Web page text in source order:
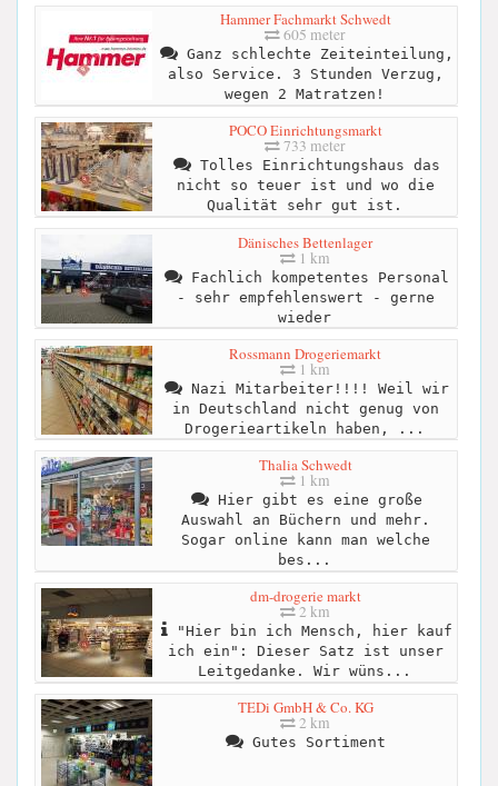
Hammer Fachmarkt Schwedt
605 meter
Ganz schlechte Zeiteinteilung,
also Service. 3 Stunden Verzug,
wegen 2 Matratzen!
POCO Einrichtungsmarkt
733 meter
Tolles Einrichtungshaus das
nicht so teuer ist und wo die
Qualität sehr gut ist.
Dänisches Bettenlager
1 km
Fachlich kompetentes Personal
- sehr empfehlenswert - gerne
wieder
Rossmann Drogeriemarkt
1 km
Nazi Mitarbeiter!!!! Weil wir
in Deutschland nicht genug von
Drogerieartikeln haben, ...
Thalia Schwedt
1 km
Hier gibt es eine große
Auswahl an Büchern und mehr.
Sogar online kann man welche
bes...
dm-drogerie markt
2 km
"Hier bin ich Mensch, hier kauf
ich ein": Dieser Satz ist unser
Leitgedanke. Wir wüns...
TEDi GmbH & Co. KG
2 km
Gutes Sortiment